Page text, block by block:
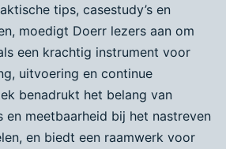
tips, casestudy’s en
moedigt Doerr lezers aan om
een krachtig instrument voor
uitvoering en continue
benadrukt het belang van
en meetbaarheid bij het nastreven
en biedt een raamwerk voor